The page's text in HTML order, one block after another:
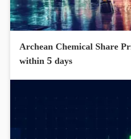
Archean Chemical Share
within 5 days